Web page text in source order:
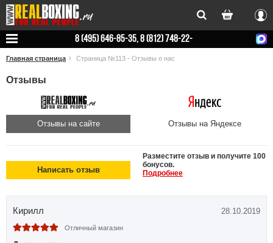
Вход
8 (495) 646-85-35, 8 (812) 748-22-
78
Главная страница Страница №113 - Отзывы о нас
Отзывы
Отзывы на сайте Отзывы на Яндексе
Написать отзыв
Разместите отзыв и получите 100
бонусов.
Подробнее
Кирилл 28.10.2019
Отличный магазин